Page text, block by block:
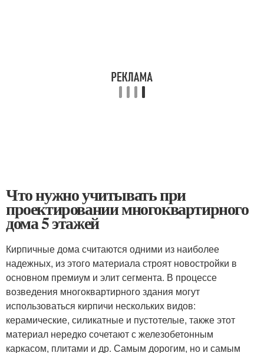
Что нужно учитывать при
проектировании многоквартирного
дома 5 этажей
Кирпичные дома считаются одними из наиболее
надежных, из этого материала строят новостройки в
основном премиум и элит сегмента. В процессе
возведения многоквартирного здания могут
использоваться кирпичи нескольких видов:
керамические, силикатные и пустотелые, также этот
материал нередко сочетают с железобетонным
каркасом, плитами и др. Самым дорогим, но и самым